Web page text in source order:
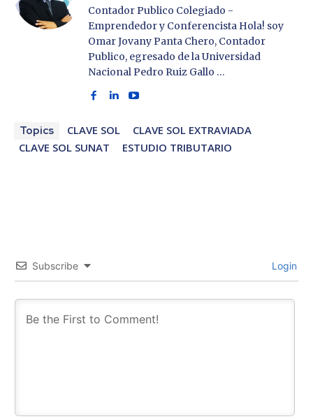
Contador Publico Colegiado -
Emprendedor y Conferencista Hola! soy
Omar Jovany Panta Chero, Contador
Publico, egresado de la Universidad
Nacional Pedro Ruiz Gallo …
Topics CLAVE SOL
CLAVE SOL EXTRAVIADA
CLAVE SOL SUNAT
ESTUDIO TRIBUTARIO
Subscribe Login